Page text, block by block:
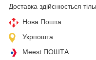
Доставка здійснюється
Нова Пошта
Укрпошта
Meest ПОШТА